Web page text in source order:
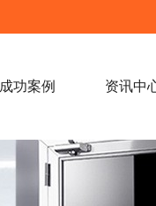
成功案例 资讯中